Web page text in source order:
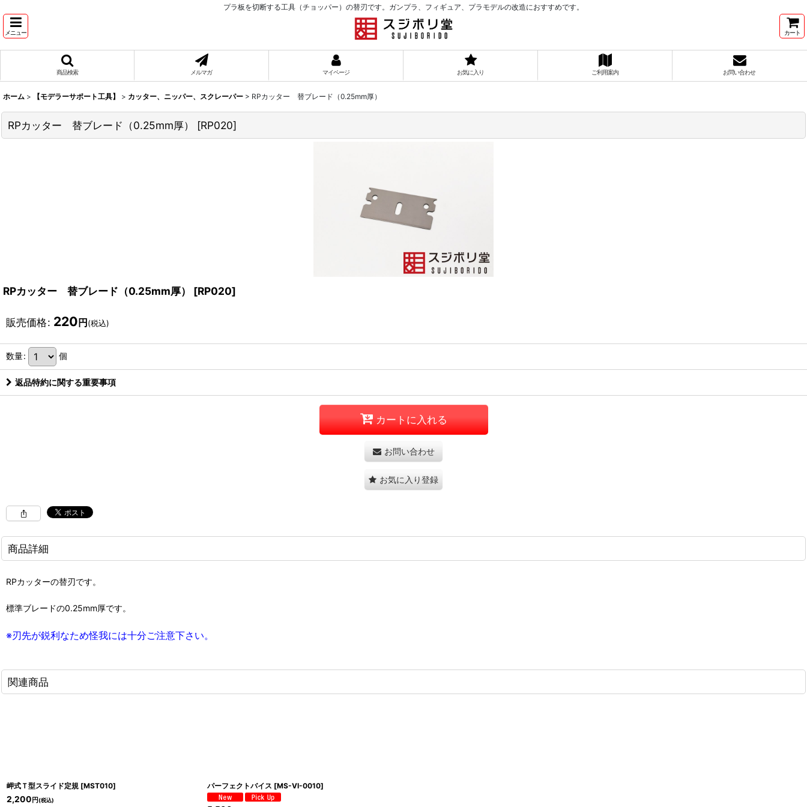
プラ板を切断する工具（チョッパー）の替刃です。ガンプラ、フィギュア、プラモデルの改造におすすめです。
メニュー カート
商品検索 メルマガ マイページ お気に入り ご利用案内 お問い合わせ
ホーム > 【モデラーサポート工具】 > カッター、ニッパー、スクレーパー > RPカッター 替ブレード（0.25mm厚）
RPカッター 替ブレード（0.25mm厚） [RP020]
RPカッター 替ブレード（0.25mm厚） [RP020]
販売価格: 220円(税込)
数量: 個
返品特約に関する重要事項
カートに入れる
お問い合わせ
お気に入り登録
商品詳細
RPカッターの替刃です。
標準ブレードの0.25mm厚です。
※刃先が鋭利なため怪我には十分ご注意下さい。
関連商品
岬式Ｔ型スライド定規 [MST010]
2,200 円(税込)
パーフェクトバイス [MS-VI-0010]